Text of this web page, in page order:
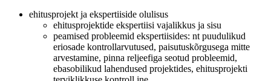
ehitusprojekt ja ekspertiiside olulisus
ehitusprojektide ekspertiisi vajalikkus ja sisu
peamised probleemid ekspertiisides: nt puudulikud
eriosade kontrollarvutused, paisutuskõrgusega mitte
arvestamine, pinna reljeefiga seotud probleemid,
ebasobilikud lahendused projektides, ehitusprojekti